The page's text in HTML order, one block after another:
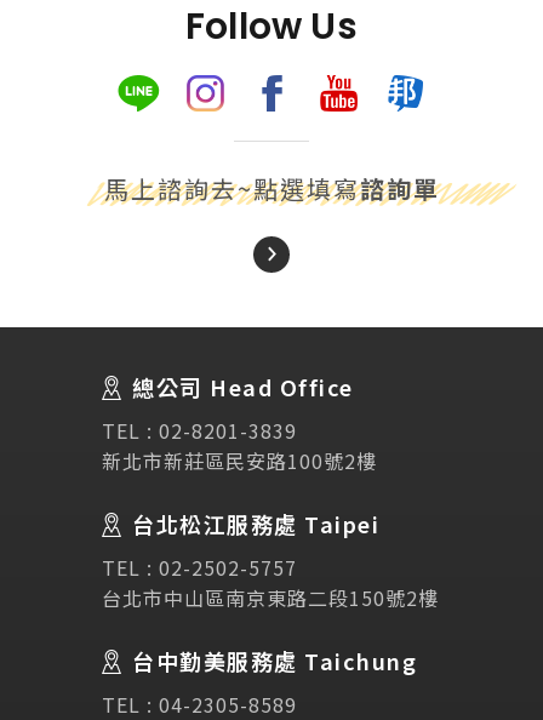
講座活動
Links 相關連結
使用條款 免責聲明 隱私權保護政策
Follow Us
馬上諮詢去~點選填寫諮詢單
總公司 Head Office
TEL : 02-8201-3839
新北市新莊區民安路100號2樓
台北松江服務處 Taipei
TEL : 02-2502-5757
台北市中山區南京東路二段150號2樓
台中勤美服務處 Taichung
TEL : 04-2305-8589